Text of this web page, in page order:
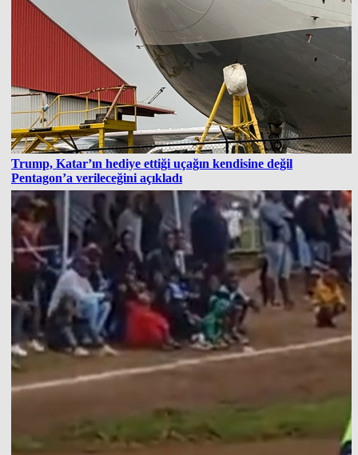
Trump, Katar’ın hediye ettiği uçağın kendisine değil
Pentagon’a verileceğini açıkladı